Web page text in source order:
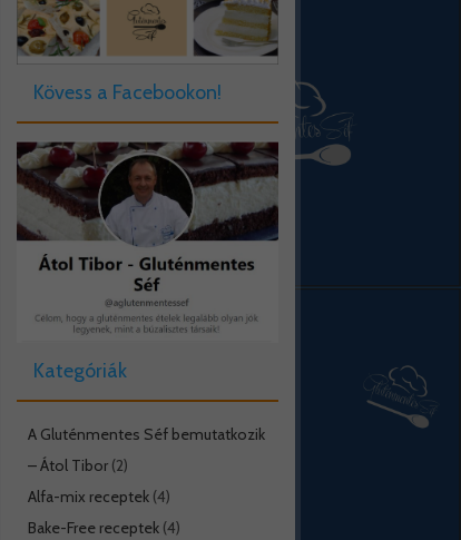
Kövess a Facebookon!
Kategóriák
A Gluténmentes Séf bemutatkozik
– Átol Tibor(2)
Alfa-mix receptek(4)
Bake-Free receptek(4)